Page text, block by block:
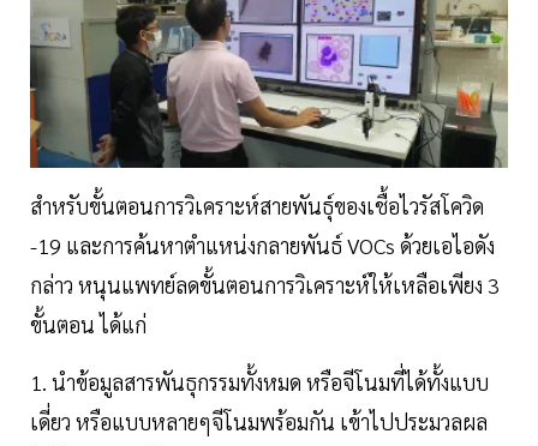
สำหรับขั้นตอนการวิเคราะห์สายพันธุ์ของเชื้อไวรัสโควิด
-19 และการค้นหาตำแหน่งกลายพันธ์ VOCs ด้วยเอไอดัง
กล่าว หนุนแพทย์ลดขั้นตอนการวิเคราะห์ให้เหลือเพียง 3
ขั้นตอน ได้แก่
1. นำข้อมูลสารพันธุกรรมทั้งหมด หรือจีโนมที่ได้ทั้งแบบ
เดี่ยว หรือแบบหลายๆจีโนมพร้อมกัน เข้าไปประมวลผล